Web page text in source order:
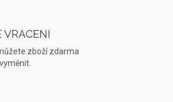
VRÁCENÍ
zboží zdarma